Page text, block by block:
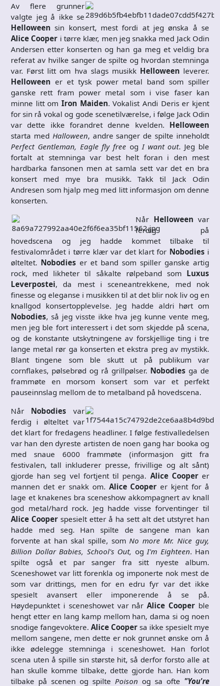
Av flere grunner
valgte jeg å ikke se
Helloween sin konsert, mest fordi at jeg ønska å se
Alice Cooper i tørre klær, men jeg snakka med Jack Odin
Andersen etter konserten og han ga meg et veldig bra
referat av hvilke sanger de spilte og hvordan stemninga
var. Først litt om hva slags musikk Helloween leverer.
Helloween er et tysk power metal band som spiller
ganske rett fram power metal som i vise faser kan
minne litt om Iron Maiden. Vokalist Andi Deris er kjent
for sin rå vokal og gode scenetilværelse, i følge Jack Odin
var dette ikke forandret denne kvelden. Helloween
starta med Halloween, andre sanger de spilte inneholdt
Perfect Gentleman, Eagle fly free og I want out. Jeg ble
fortalt at stemninga var best helt foran i den mest
hardbarka fansonen men at samla sett var det en bra
konsert med mye bra musikk. Takk til Jack Odin
Andresen som hjalp meg med litt informasjon om denne
konserten.
Når Helloween var
ferdig på
hovedscena og jeg hadde kommet tilbake til
festivalområdet i tørre klær var det klart for Nobodies i
ølteltet. Nobodies er et band som spiller ganske artig
rock, med likheter til såkalte rølpeband som Luxus
Leverpostei, da mest i sceneantrekkene, med nok
finesse og eleganse i musikken til at det blir nok liv og en
knallgod konsertopplevelse. Jeg hadde aldri hørt om
Nobodies, så jeg visste ikke hva jeg kunne vente meg,
men jeg ble fort interessert i det som skjedde på scena,
og de konstante utskytningene av forskjellige ting i tre
lange metal rør ga konserten et ekstra preg av mystikk.
Blant tingene som ble skutt ut på publikum var
cornflakes, pølsebrød og rå grillpølser. Nobodies ga de
frammøte en morsom konsert som var et perfekt
pauseinnslag mellom de to metalband på hovedscena.
Når Nobodies var
ferdig i ølteltet var
det klart for fredagens headliner. I følge festivalledelsen
var han den dyreste artisten de noen gang har booka og
med snaue 6000 frammøte (informasjon gitt fra
festivalen, tall inkluderer presse, frivillige og alt sånt)
gjorde han seg vel fortjent til penga. Alice Cooperer
mannen det er snakk om. Alice Cooper er kjent for å
lage et knakenes bra sceneshow akkompagnert av knall
god metal/hard rock. Jeg hadde visse forventinger til
Alice Cooper spesielt etter å ha sett alt det utstyret han
hadde med seg. Han spilte de sangene man kan
forvente at han skal spille, som No more Mr. Nice guy,
Billion Dollar Babies, School's Out, og I'm Eighteen. Han
spilte også et par sanger fra sitt nyeste album.
Sceneshowet var litt forenkla og imponerte nok mest de
som var drittings, men for en edru fyr var det ikke
spesielt avansert eller imponerende å se på.
Høydepunktet i sceneshowet var nårAlice Cooper ble
hengt etter en lang kamp mellom han, dama si og noen
snodige fangevoktere. Alice Cooper sa ikke spesielt mye
mellom sangene, men dette er nok grunnet ønske om å
ikke ødelegge stemninga i sceneshowet. Han forlot
scena uten å spille sin største hit, så derfor forsto alle at
han skulle komme tilbake, dette gjorde han. Han kom
tilbake på scenen og spilte Poison og sa ofte "You're